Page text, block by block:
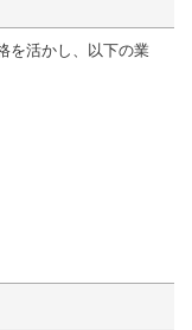
を活かし、以下の業